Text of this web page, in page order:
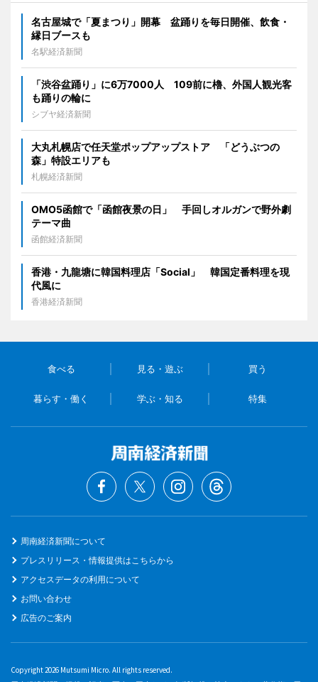
名古屋城で「夏まつり」開幕 盆踊りを毎日開催、飲食・
縁日ブースも
名駅経済新聞
「渋谷盆踊り」に6万7000人 109前に櫓、外国人観光客
も踊りの輪に
シブヤ経済新聞
大丸札幌店で任天堂ポップアップストア 「どうぶつの
森」特設エリアも
札幌経済新聞
OMO5函館で「函館夜景の日」 手回しオルガンで野外劇
テーマ曲
函館経済新聞
香港・九龍塘に韓国料理店「Social」 韓国定番料理を現
代風に
香港経済新聞
食べる 見る・遊ぶ 買う
暮らす・働く 学ぶ・知る 特集
周南経済新聞について
プレスリリース・情報提供はこちらから
アクセスデータの利用について
お問い合わせ
広告のご案内
Copyright 2026 Mutsumi Micro. All rights reserved.